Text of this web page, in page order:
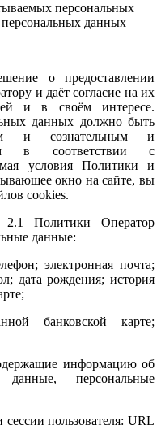
персональных
данных
о предоставлении
и даёт согласие на их
и в своём интересе.
данных должно быть
и сознательным и
в соответствии с
условия Политики и
окно на сайте, вы
cookies.
Политики Оператор
данные:
электронная почта;
дата рождения; история
банковской карте;
информацию об
данные, персональные
пользователя: URL